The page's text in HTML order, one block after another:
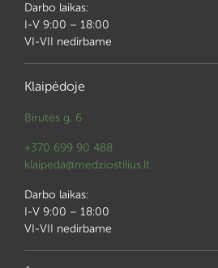
Darbo laikas:
I-V 9:00 – 18:00
VI-VII nedirbame
Klaipėdoje
Birutės g. 6
+370 699 90 488
klaipeda@medziostilius.lt
Darbo laikas:
I-V 9:00 – 18:00
VI-VII nedirbame